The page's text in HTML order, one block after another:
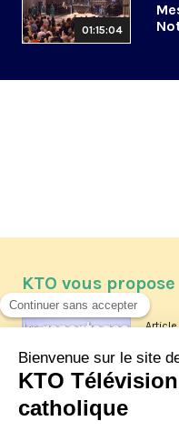
01:15:04
KTO vous propose
Article
Les